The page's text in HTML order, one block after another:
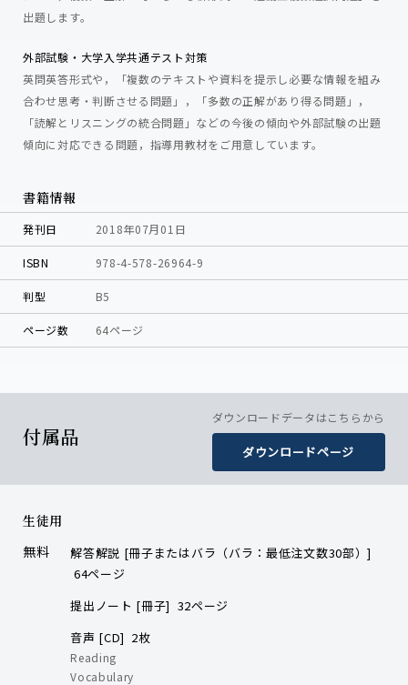
出題します。
外部試験・大学入学共通テスト対策
英問英答形式や，「複数のテキストや資料を提示し必要な情報を組み
合わせ思考・判断させる問題」，「多数の正解があり得る問題」，
「読解とリスニングの統合問題」などの今後の傾向や外部試験の出題
傾向に対応できる問題，指導用教材をご用意しています。
書籍情報
発刊日 2018年07月01日
ISBN 978-4-578-26964-9
判型 B5
ページ数 64ページ
付属品
ダウンロードデータはこちらから
ダウンロードページ
生徒用
無料
解答解説 [冊子またはバラ（バラ：最低注文数30部）]
64ページ
提出ノート [冊子] 32ページ
音声 [CD] 2枚
Reading
Vocabulary